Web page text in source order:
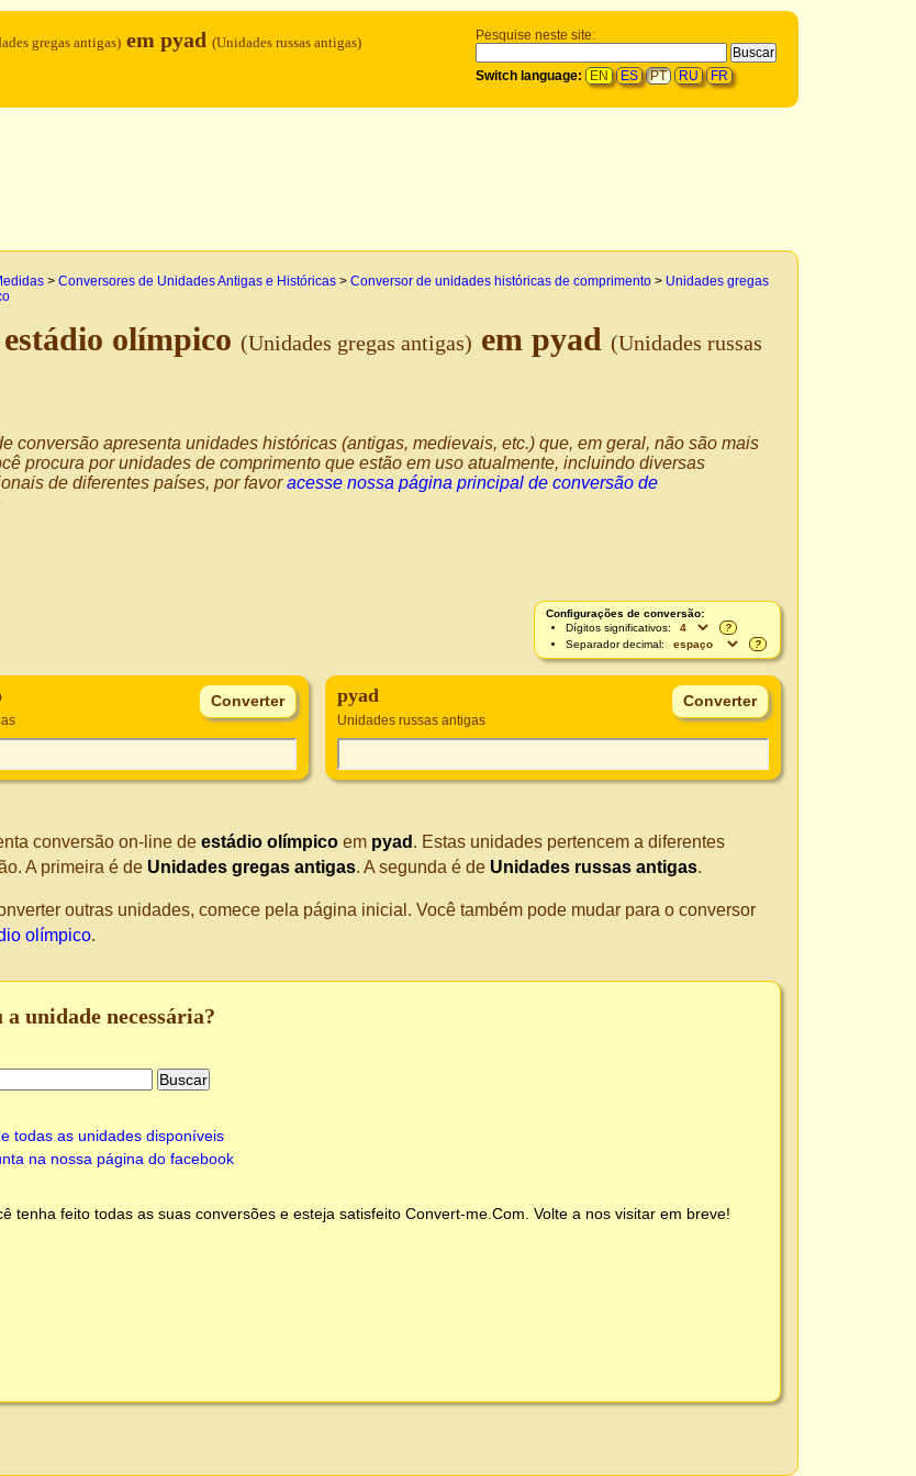
Pesquise neste site:
Switch language: EN ES PT RU FR
gregas antigas) em pyad (Unidades russas antigas)
> Conversores de Unidades Antigas e Históricas > Conversor de unidades históricas de comprimento > Unidades gregas
olímpico (Unidades gregas antigas) em pyad (Unidades russas
conversão apresenta unidades históricas (antigas, medievais, etc.) que, em geral, não são mais
procura por unidades de comprimento que estão em uso atualmente, incluindo diversas
de diferentes países, por favoracesse nossa página principal de conversão de
Configurações de conversão:
Dígitos significativos:
?
Separador decimal:
?
pyad
Unidades russas antigas
conversão on-line de estádio olímpico em pyad . Estas unidades pertencem a diferentes
A primeira é de Unidades gregas antigas. A segunda é de Unidades russas antigas.
outras unidades, comece pela página inicial. Você também pode mudar para o conversor
olímpico.
unidade necessária?
todas as unidades disponíveis
na nossa página do facebook
tenha feito todas as suas conversões e esteja satisfeito Convert-me.Com . Volte a nos visitar em breve!